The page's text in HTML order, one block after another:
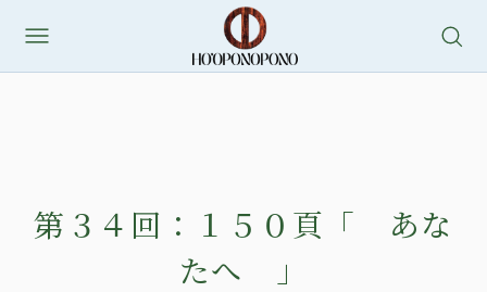
第３４回：１５０頁「 あな
たへ 」